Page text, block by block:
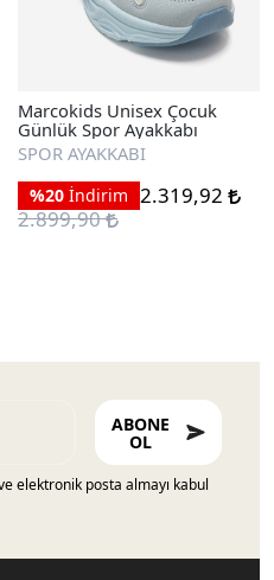
Marcokids Unisex Çocuk
Günlük Spor Ayakkabı
SPOR AYAKKABI
%20 İndirim 2.319,92
2.899,90
ABONE
OL
elektronik posta almayı kabul